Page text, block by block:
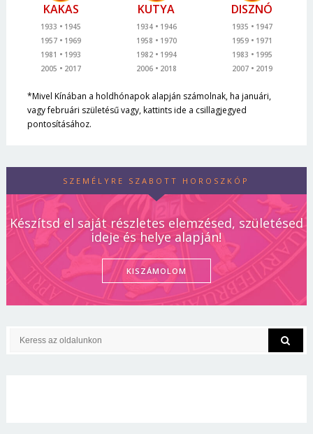
KAKAS
1933
1945
1957
1969
1981
1993
2005
2017
KUTYA
1934
1946
1958
1970
1982
1994
2006
2018
DISZNÓ
1935
1947
1959
1971
1983
1995
2007
2019
*Mivel Kínában a holdhónapok alapján számolnak, ha januári,
vagy februári születésű vagy, kattints ide a csillagjegyed
pontosításához.
SZEMÉLYRE SZABOTT HOROSZKÓP
Készítsd el saját részletes elemzésed, születésed
ideje és helye alapján!
KISZÁMOLOM